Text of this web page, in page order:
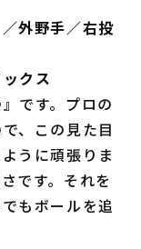
外野手／右投
クス
です。プロの
、この見た目
うに頑張りま
です。それを
もボールを追